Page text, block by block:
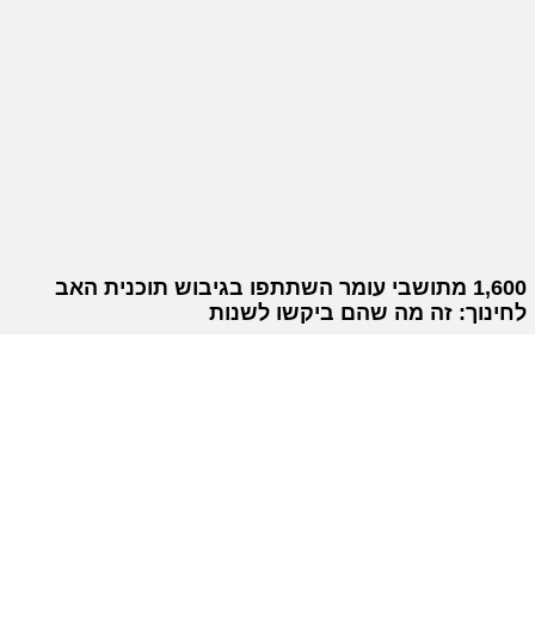
1,600 מתושבי עומר השתתפו בגיבוש תוכנית האב
לחינוך: זה מה שהם ביקשו לשנות